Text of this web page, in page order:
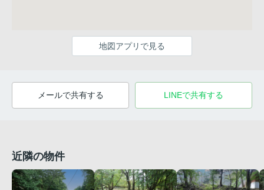
地図アプリで見る
メールで共有する LINEで共有する
近隣の物件